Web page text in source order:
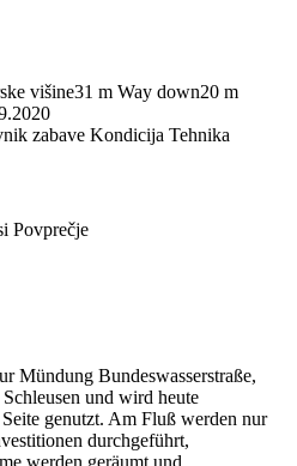
višine31 m Way down20 m
zabave Kondicija Tehnika
Povprečje
Mündung Bundeswasserstraße,
und wird heute
genutzt. Am Fluß werden nur
durchgeführt,
werden geräumt und